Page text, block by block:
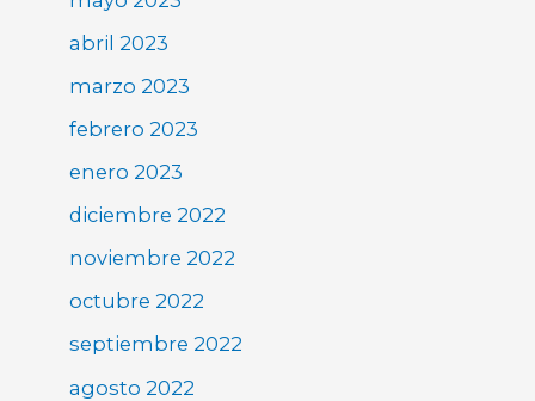
abril 2023
marzo 2023
febrero 2023
enero 2023
diciembre 2022
noviembre 2022
octubre 2022
septiembre 2022
agosto 2022